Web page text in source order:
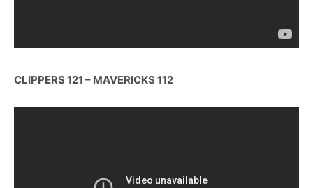
CLIPPERS 121 – MAVERICKS 112